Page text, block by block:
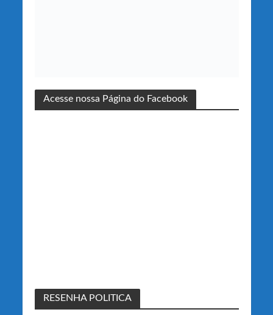
Acesse nossa Página do Facebook
RESENHA POLITICA